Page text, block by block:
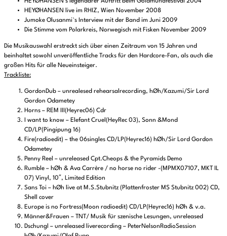
HEYØHANSEN live im RHIZ, Wien November 2008
Jumoke Olusanmi`s Interview mit der Band im Juni 2009
Die Stimme vom Polarkreis, Norwegisch mit Fisken November 2009
Die Musikauswahl erstreckt sich über einen Zeitraum von 15 Jahren und
beinhaltet sowohl unveröffentliche Tracks für den Hardcore-Fan, als auch die
großen Hits für alle Neueinsteiger.
Trackliste:
GordonDub – unrealesed rehearsalrecording, hØh/Kazumi/Sir Lord
Gordon Odametey
Horns – REM III(Heyrec06) Cdr
I want to know – Elefant Cruel(HeyRec 03), Sonn &Mond
CD/LP(Pingipung 16)
Fire(radioedit) – the 06singles CD/LP(Heyrec16) hØh/Sir Lord Gordon
Odametey
Penny Reel – unreleased Cpt.Cheops & the Pyramids Demo
Rumble – hØh & Ava Carrère / no horse no rider -(MPMX07107, MKT IL
07) Vinyl, 10″, Limited Edition
Sans Toi – hØh live at M.S.Stubnitz (Plattenfroster MS Stubnitz 002) CD,
Shell cover
Europe is no Fortress(Moon radioedit) CD/LP(Heyrec16) hØh & v.a.
Männer&Frauen – TNT/ Musik für szenische Lesungen, unreleased
Dschungl – unreleased liverecording – PeterNelsonRadioSession